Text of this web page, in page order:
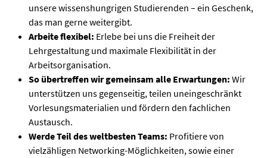
unsere wissenshungrigen Studierenden – ein Geschenk,
das man gerne weitergibt.
Arbeite flexibel: Erlebe bei uns die Freiheit der
Lehrgestaltung und maximale Flexibilität in der
Arbeitsorganisation.
So übertreffen wir gemeinsam alle Erwartungen: Wir
unterstützen uns gegenseitig, teilen uneingeschränkt
Vorlesungsmaterialien und fördern den fachlichen
Austausch.
Werde Teil des weltbesten Teams: Profitiere von
vielzähligen Networking-Möglichkeiten, sowie einer